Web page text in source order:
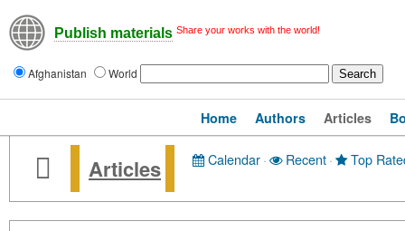
Publish materials Share your works with the world!
Afghanistan World
Home Authors Articles
Articles Calendar· Recent· Top